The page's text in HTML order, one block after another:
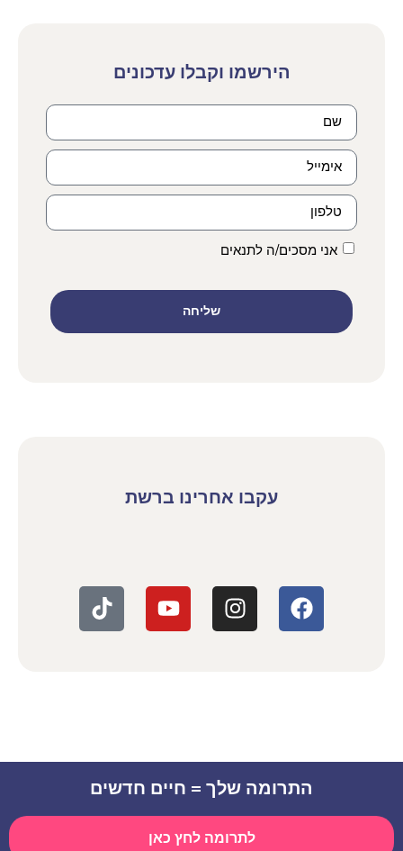
הירשמו וקבלו עדכונים
אני מסכים/ה לתנאים
שליחה
עקבו אחרינו ברשת
התרומה שלך = חיים חדשים
לתרומה לחץ כאן